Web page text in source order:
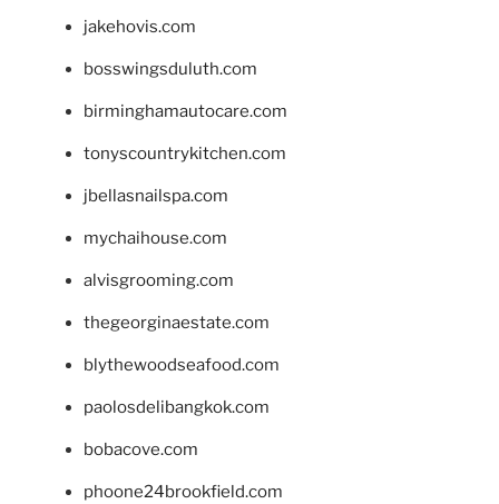
jakehovis.com
bosswingsduluth.com
birminghamautocare.com
tonyscountrykitchen.com
jbellasnailspa.com
mychaihouse.com
alvisgrooming.com
thegeorginaestate.com
blythewoodseafood.com
paolosdelibangkok.com
bobacove.com
phoone24brookfield.com